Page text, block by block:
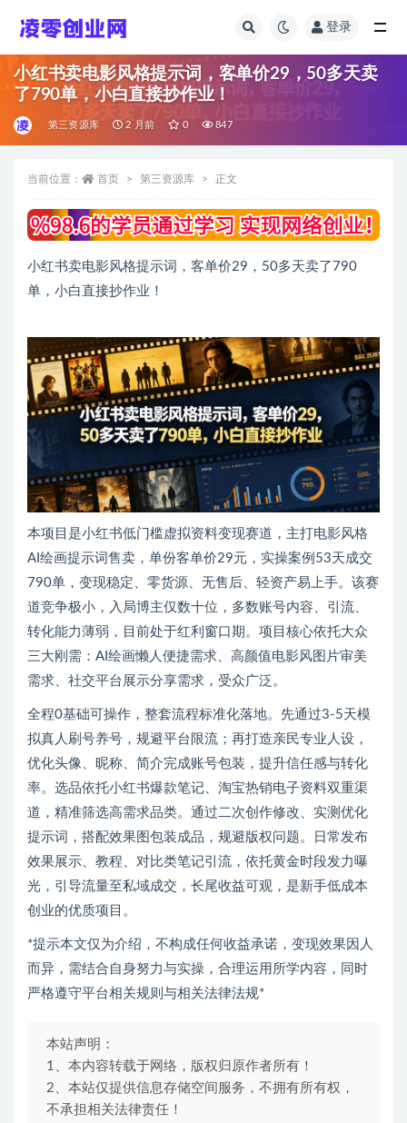
登录
小红书卖电影风格提示词，客单价29，50多天卖
了790单，小白直接抄作业！
第三资源库 2 月前 0 847
当前位置： 首页 第三资源库 正文
小红书卖电影风格提示词，客单价29，50多天卖了790
单，小白直接抄作业！
本项目是小红书低门槛虚拟资料变现赛道，主打电影风格
AI绘画提示词售卖，单份客单价29元，实操案例53天成交
790单，变现稳定、零货源、无售后、轻资产易上手。该赛
道竞争极小，入局博主仅数十位，多数账号内容、引流、
转化能力薄弱，目前处于红利窗口期。项目核心依托大众
三大刚需：AI绘画懒人便捷需求、高颜值电影风图片审美
需求、社交平台展示分享需求，受众广泛。
全程0基础可操作，整套流程标准化落地。先通过3-5天模
拟真人刷号养号，规避平台限流；再打造亲民专业人设，
优化头像、昵称、简介完成账号包装，提升信任感与转化
率。选品依托小红书爆款笔记、淘宝热销电子资料双重渠
道，精准筛选高需求品类。通过二次创作修改、实测优化
提示词，搭配效果图包装成品，规避版权问题。日常发布
效果展示、教程、对比类笔记引流，依托黄金时段发力曝
光，引导流量至私域成交，长尾收益可观，是新手低成本
创业的优质项目。
*提示本文仅为介绍，不构成任何收益承诺，变现效果因人
而异，需结合自身努力与实操，合理运用所学内容，同时
严格遵守平台相关规则与相关法律法规*
本站声明：
1、本内容转载于网络，版权归原作者所有！
2、本站仅提供信息存储空间服务，不拥有所有权，
不承担相关法律责任！